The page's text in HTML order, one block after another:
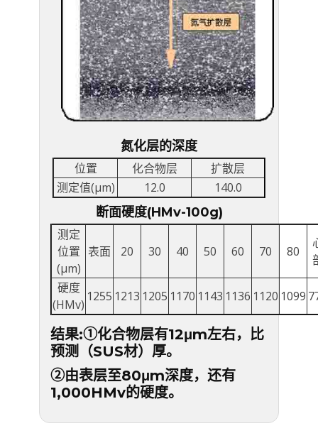
氮化层的深度
位置
化合物层
扩散层
测定值(μm)
12.0
140.0
断面硬度(HMv-100g)
测定
位置
(μm)
表面 20 30 40 50 60 70 80
硬度
(HMv)
1255 1213 1205 1170 1143 1136 1120 1099
结果:①化合物层有12μm左右，比
预测（SUS材）厚。
②由表层至80μm深度，还有
1,000HMv的硬度。